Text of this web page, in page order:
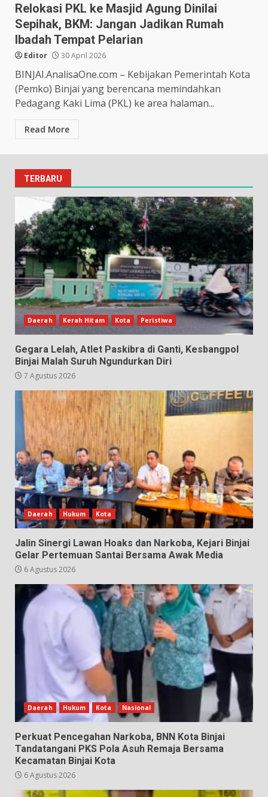
Relokasi PKL ke Masjid Agung Dinilai
Sepihak, BKM: Jangan Jadikan Rumah
Ibadah Tempat Pelarian
Editor 30 April 2026
BINJAI.AnalisaOne.com – Kebijakan Pemerintah Kota
(Pemko) Binjai yang berencana memindahkan
Pedagang Kaki Lima (PKL) ke area halaman...
Read More
TERBARU
Daerah Kerah Hitam Kota Peristiwa
Gegara Lelah, Atlet Paskibra di Ganti, Kesbangpol
Binjai Malah Suruh Ngundurkan Diri
7 Agustus 2026
Daerah Hukum Kota
Jalin Sinergi Lawan Hoaks dan Narkoba, Kejari Binjai
Gelar Pertemuan Santai Bersama Awak Media
6 Agustus 2026
Daerah Hukum Kota Nasional
Perkuat Pencegahan Narkoba, BNN Kota Binjai
Tandatangani PKS Pola Asuh Remaja Bersama
Kecamatan Binjai Kota
6 Agustus 2026